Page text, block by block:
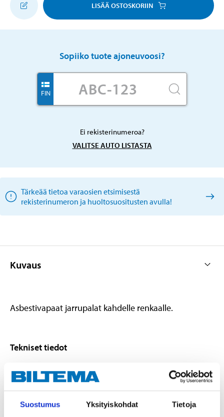
Suostumus Yksityiskohdat Tietoja
LISÄÄ OSTOSKORIIN
Sopiiko tuote ajoneuvoosi?
FIN
Ei rekisterinumeroa?
VALITSE AUTO LISTASTA
Tärkeää tietoa varaosien etsimisestä
rekisterinumeron ja huoltosuositusten avulla!
Kuvaus
Asbestivapaat jarrupalat kahdelle renkaalle.
Tekniset tiedot
Leveys
Korkeus
53,0 mm
Paksuus
19 mm